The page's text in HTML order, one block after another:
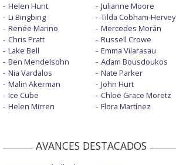
Helen Hunt
Li Bingbing
Renée Marino
Chris Pratt
Lake Bell
Ben Mendelsohn
Nia Vardalos
Malin Akerman
Ice Cube
Helen Mirren
Julianne Moore
Tilda Cobham-Hervey
Mercedes Morán
Russell Crowe
Emma Vilarasau
Adam Bousdoukos
Nate Parker
John Hurt
Chloë Grace Moretz
Flora Martínez
AVANCES DESTACADOS